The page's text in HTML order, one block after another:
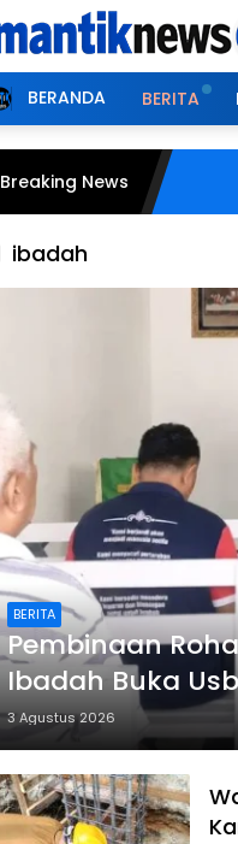
BERANDA BERITA
Breaking News
ibadah
BERITA
Pembinaan
Ibadah Buka
3 Agustus 2026